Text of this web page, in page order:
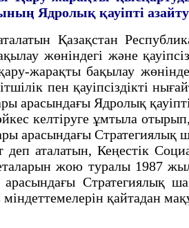
Ядролық қауiптi
Қазақстан
жөнiндегi және
жарақты бақылау
пен қауiпсiздiктi
арасындағы Ядролық
келтiруге ұмтыла
арасындағы
аталатын, Кеңестiк
жою туралы 1987
Стратегиялық
мiндеттемелерiн қайтадан